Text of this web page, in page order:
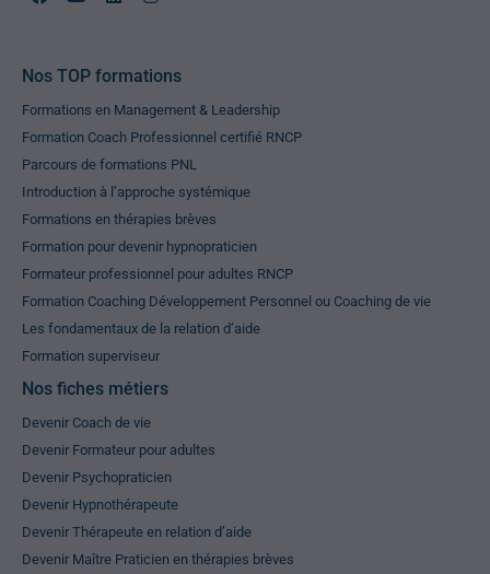
Nos TOP formations
Formations en Management & Leadership
Formation Coach Professionnel certifié RNCP
Parcours de formations PNL
Introduction à l’approche systémique
Formations en thérapies brèves
Formation pour devenir hypnopraticien
Formateur professionnel pour adultes RNCP
Formation Coaching Développement Personnel ou Coaching de vie
Les fondamentaux de la relation d’aide
Formation superviseur
Nos fiches métiers
Devenir Coach de vie
Devenir Formateur pour adultes
Devenir Psychopraticien
Devenir Hypnothérapeute
Devenir Thérapeute en relation d’aide
Devenir Maître Praticien en thérapies brèves